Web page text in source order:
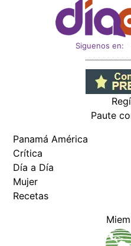
Siguenos en:
Paute
Panamá América
Crítica
Día a Día
Mujer
Recetas